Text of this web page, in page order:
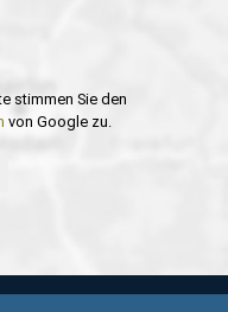
stimmen Sie den
von Google zu.